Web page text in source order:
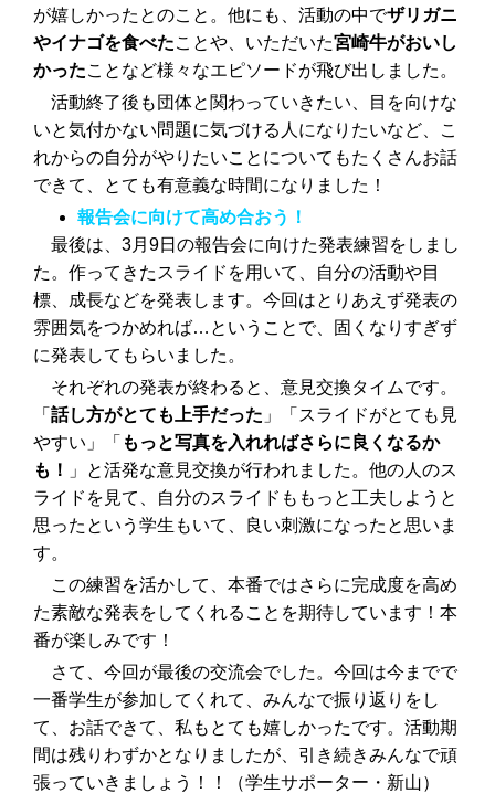
が嬉しかったとのこと。他にも、活動の中でザリガニ
やイナゴを食べたことや、いただいた宮崎牛がおいし
かったことなど様々なエピソードが飛び出しました。
活動終了後も団体と関わっていきたい、目を向けな
いと気付かない問題に気づける人になりたいなど、こ
れからの自分がやりたいことについてもたくさんお話
できて、とても有意義な時間になりました！
報告会に向けて高め合おう！
最後は、3月9日の報告会に向けた発表練習をしまし
た。作ってきたスライドを用いて、自分の活動や目
標、成長などを発表します。今回はとりあえず発表の
雰囲気をつかめれば…ということで、固くなりすぎず
に発表してもらいました。
それぞれの発表が終わると、意見交換タイムです。
「 話し方がとても上手だった 」「スライドがとても見
やすい」「 もっと写真を入れればさらに良くなるか
も！
」と活発な意見交換が行われました。他の人のス
ライドを見て、自分のスライドももっと工夫しようと
思ったという学生もいて、良い刺激になったと思いま
す。
この練習を活かして、本番ではさらに完成度を高め
た素敵な発表をしてくれることを期待しています！本
番が楽しみです！
さて、今回が最後の交流会でした。今回は今までで
一番学生が参加してくれて、みんなで振り返りをし
て、お話できて、私もとても嬉しかったです。活動期
間は残りわずかとなりましたが、引き続きみんなで頑
張っていきましょう！！（学生サポーター・新山）